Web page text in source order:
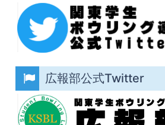
広報部公式Twitter